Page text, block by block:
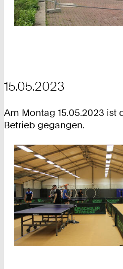
15.05.2023
Am Montag 15.05.2023 ist
Betrieb gegangen.